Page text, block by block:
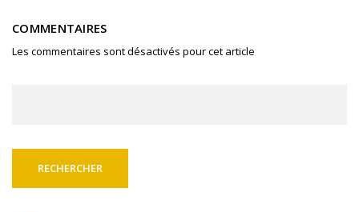
COMMENTAIRES
Les commentaires sont désactivés pour cet article